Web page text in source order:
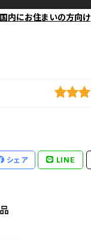
内にお住まいの方向け
シェア LINE